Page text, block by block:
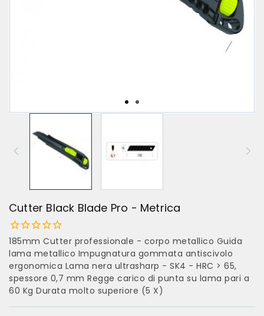
Cutter Black Blade Pro - Metrica
185mm Cutter professionale - corpo metallico Guida
lama metallico Impugnatura gommata antiscivolo
ergonomica Lama nera ultrasharp - SK4 - HRC > 65,
spessore 0,7 mm Regge carico di punta su lama pari a
60 Kg Durata molto superiore (5 X)